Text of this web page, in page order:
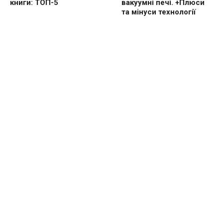
книги: ТОП-5
вакуумні печі. +Плюси
та мінуси технології